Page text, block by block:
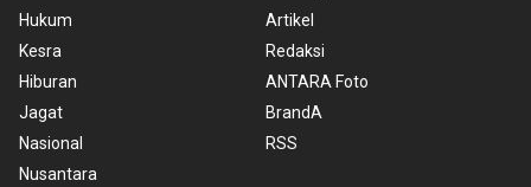
Hukum
Kesra
Hiburan
Jagat
Nasional
Nusantara
Artikel
Redaksi
ANTARA Foto
BrandA
RSS